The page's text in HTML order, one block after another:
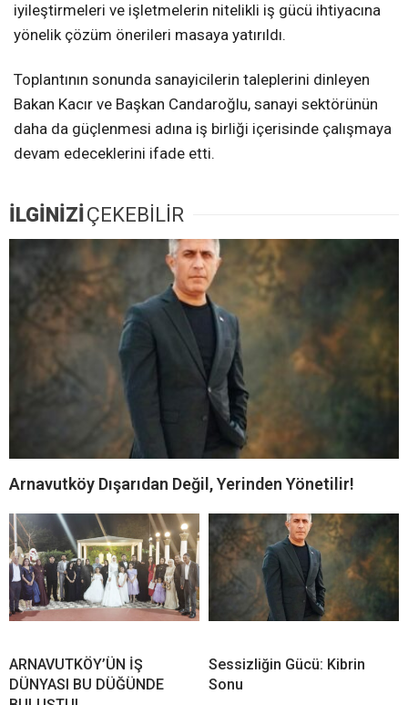
iyileştirmeleri ve işletmelerin nitelikli iş gücü ihtiyacına
yönelik çözüm önerileri masaya yatırıldı.
Toplantının sonunda sanayicilerin taleplerini dinleyen
Bakan Kacır ve Başkan Candaroğlu, sanayi sektörünün
daha da güçlenmesi adına iş birliği içerisinde çalışmaya
devam edeceklerini ifade etti.
İLGİNİZİÇEKEBİLİR
Arnavutköy Dışarıdan Değil, Yerinden Yönetilir!
ARNAVUTKÖY’ÜN İŞ
DÜNYASI BU DÜĞÜNDE
Sessizliğin Gücü: Kibrin
Sonu